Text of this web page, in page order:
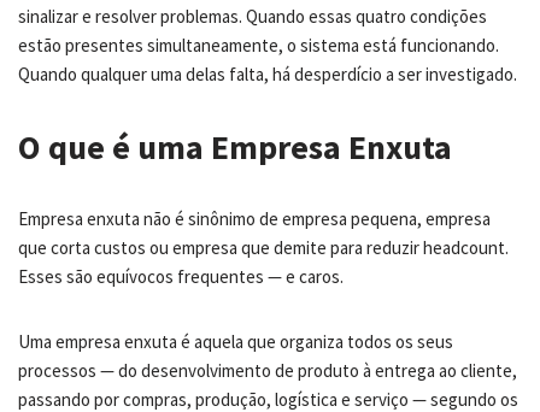
sinalizar e resolver problemas. Quando essas quatro condições
estão presentes simultaneamente, o sistema está funcionando.
Quando qualquer uma delas falta, há desperdício a ser investigado.
O que é uma Empresa Enxuta
Empresa enxuta não é sinônimo de empresa pequena, empresa
que corta custos ou empresa que demite para reduzir headcount.
Esses são equívocos frequentes — e caros.
Uma empresa enxuta é aquela que organiza todos os seus
processos — do desenvolvimento de produto à entrega ao cliente,
passando por compras, produção, logística e serviço — segundo os